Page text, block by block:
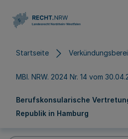
Startseite
MBl. NRW. 2024 Nr. 14 vom
Berufskonsularische
Republik in Hamburg